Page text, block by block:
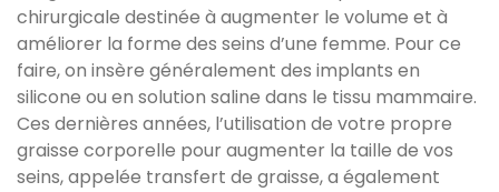
chirurgicale destinée à augmenter le volume et à
améliorer la forme des seins d’une femme. Pour ce
faire, on insère généralement des implants en
silicone ou en solution saline dans le tissu mammaire.
Ces dernières années, l’utilisation de votre propre
graisse corporelle pour augmenter la taille de vos
seins, appelée transfert de graisse, a également